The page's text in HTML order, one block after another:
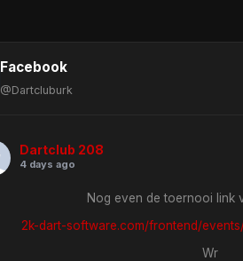
Facebook
@Dartcluburk
Dartclub 208
4 days ago
Nog even de toernooi link
2k-dart-software.com/frontend/
Wr